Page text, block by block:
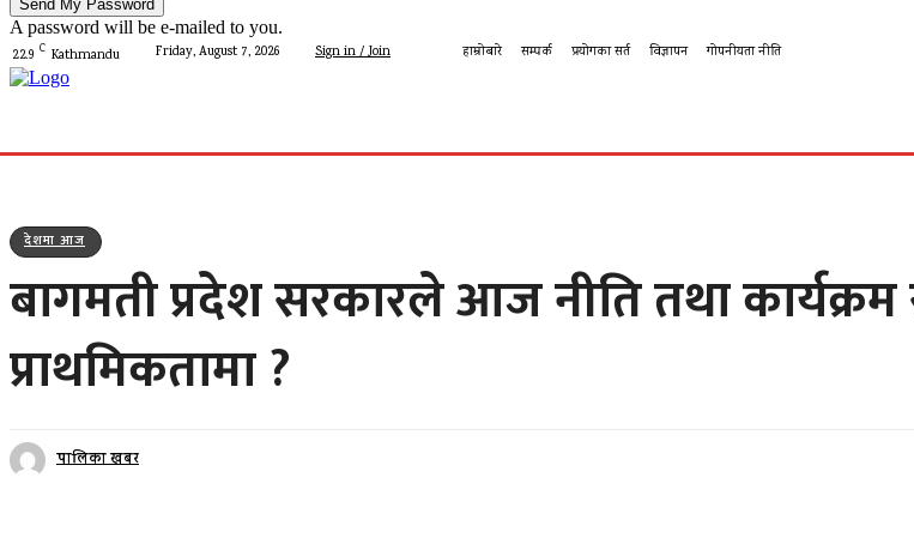
A password will be e-mailed to you.
22.9 C Kathmandu Friday, August 7, 2026 Sign in / Join हाम्रोबारे सम्पर्क प्रयोगका सर्त विज्ञापन गोपनीयता नीति
देशमा आज
बागमती प्रदेश सरकारले आज नीति तथा
प्राथमिकतामा ?
पालिका खबर